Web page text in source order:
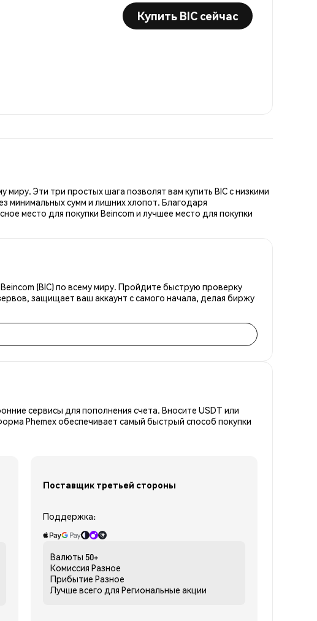
Купить BIC сейчас
Эти три простых шага позволят вам купить BIC с низкими
минимальных сумм и лишних хлопот. Благодаря
место для покупки Beincom и лучшее место для покупки
(BIC) по всему миру. Пройдите быструю проверку
защищает ваш аккаунт с самого начала, делая биржу
сервисы для пополнения счета. Вносите USDT или
Phemex обеспечивает самый быстрый способ покупки
Поставщик третьей стороны
Поддержка:
Валюты 50+
Комиссия Разное
Прибытие Разное
Лучше всего для Региональные акции